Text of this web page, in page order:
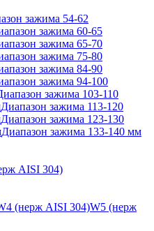
зажима 54-62
зажима 60-65
зажима 65-70
зажима 75-80
зажима 84-90
зажима 94-100
зажима 103-110
Диапазон зажима 113-120
Диапазон зажима 123-130
Диапазон зажима 133-140 мм
AISI 304)
(нерж AISI 304)W5 (нерж